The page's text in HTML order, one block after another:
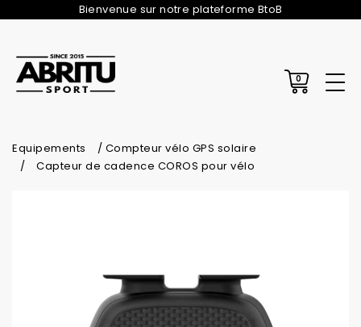
Bienvenue sur notre plateforme BtoB
0
Equipements
Compteur vélo GPS solaire
Capteur de cadence COROS pour vélo